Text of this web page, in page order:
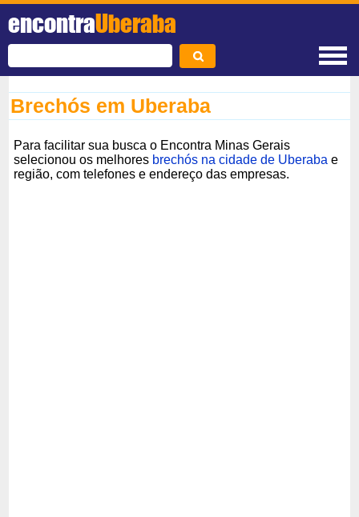
encontraUberaba
Brechós em Uberaba
Para facilitar sua busca o Encontra Minas Gerais
selecionou os melhores brechós na cidade de Uberaba e
região, com telefones e endereço das empresas.